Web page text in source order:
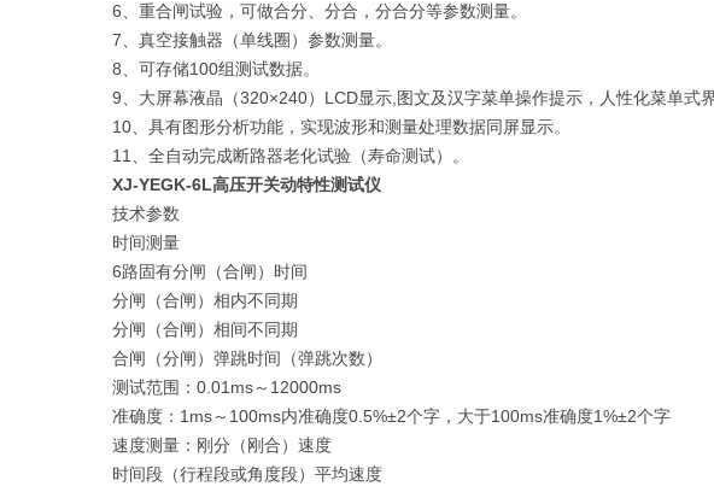
6、重合闸试验，可做合分、分合，分合分等参数测量。
7、真空接触器（单线圈）参数测量。
8、可存储100组测试数据。
9、大屏幕液晶（320×240）LCD显示,图文及汉字菜单操作提示，人性化菜单式
10、具有图形分析功能，实现波形和测量处理数据同屏显示。
11、全自动完成断路器老化试验（寿命测试）。
XJ-YEGK-6L高压开关动特性测试仪
技术参数
时间测量
6路固有分闸（合闸）时间
分闸（合闸）相内不同期
分闸（合闸）相间不同期
合闸（分闸）弹跳时间（弹跳次数）
测试范围：0.01ms～12000ms
准确度：1ms～100ms内准确度0.5%±2个字，大于100ms准确度1%±2个字
速度测量：刚分（刚合）速度
时间段（行程段或角度段）平均速度